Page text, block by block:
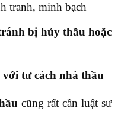
tranh, minh bạch
bị hủy thầu hoặc
tư cách nhà thầu
cũng rất cần luật sư